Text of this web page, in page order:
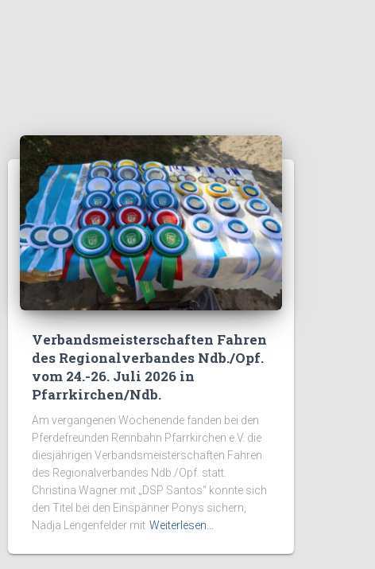
Verbandsmeisterschaften Fahren
des Regionalverbandes Ndb./Opf.
vom 24.-26. Juli 2026 in
Pfarrkirchen/Ndb.
Am vergangenen Wochenende fanden bei den
Pferdefreunden Rennbahn Pfarrkirchen e.V. die
diesjährigen Verbandsmeisterschaften Fahren
des Regionalverbandes Ndb./Opf. statt.
Christina Wagner mit „DSP Santos“ konnte sich
den Titel bei den Einspänner Ponys sichern,
Nadja Lengenfelder mit Weiterlesen…